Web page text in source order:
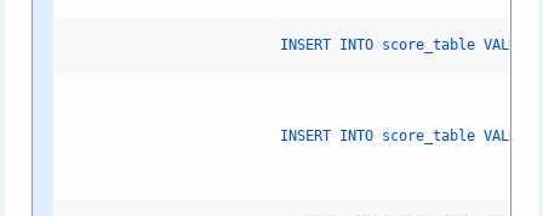
INSERT INTO score_table VALUES
INSERT INTO score_table VALUES